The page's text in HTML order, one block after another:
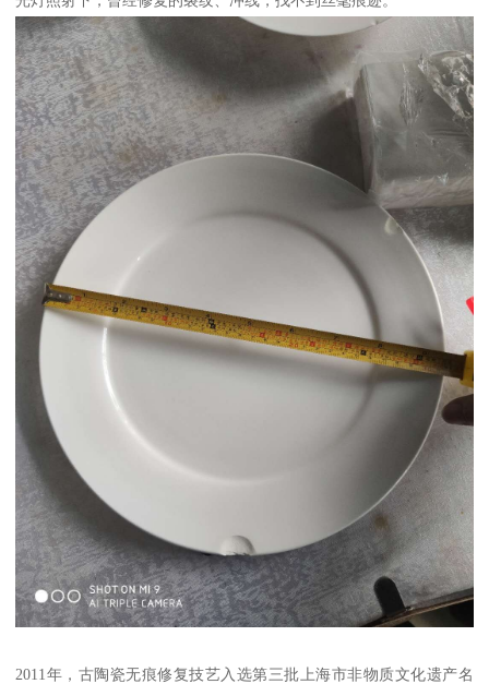
2011年，古陶瓷无痕修复技艺入选第三批上海市非物质文化遗产名